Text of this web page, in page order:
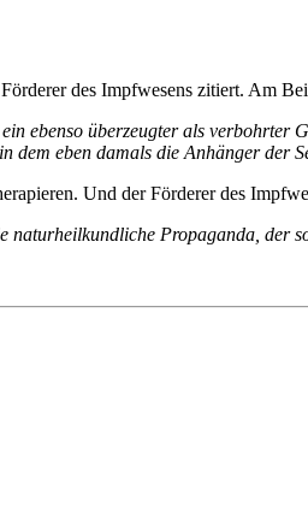
des Impfwesens zitiert. Am
ebenso überzeugter als
eben damals die Anhänger der
Und der Förderer des
naturheilkundliche Propaganda,